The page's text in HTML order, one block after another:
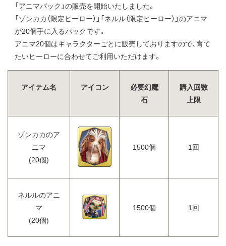
「アニマパック」の販売を開始いたしました。
「ゾンカカ（限定ヒーロー）」「ネルル（限定ヒーロー）」のアニマ
が20個手に入るパックです。
アニマ20個はキャラクターごとに販売しておりますので、育て
たいヒーローに合わせてご利用いただけます。
アイテム名 アイコン
必要幻魔
石
購入回数
上限
ゾンカカのア
ニマ
(20個)
1500個 1回
ネルルのアニ
マ
(20個)
1500個 1回